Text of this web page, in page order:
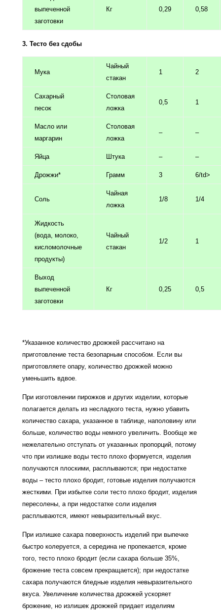
выпеченной
заготовки
Кг 0,29 0,58
3. Тесто без сдобы
Мука
Чайный
стакан
1 2
Сахарный
песок
Столовая
ложка
0,5 1
Масло или
маргарин
Столовая
ложка
– –
Яйца Штука – –
Дрожжи* Грамм 3 6/td>
Соль
Чайная
ложка
1/8 1/4
Жидкость
(вода, молоко,
кисломолочные
продукты)
Чайный
стакан
1/2 1
Выход
выпеченной
заготовки
Кг 0,25 0,5
*Указанное количество дрожжей рассчитано на
приготовление теста безопарным способом. Если вы
приготовляете опару, количество дрожжей можно
уменьшить вдвое.
При изготовлении пирожков и других изделии, которые
полагается делать из несладкого теста, нужно убавить
количество сахара, указанное в таблице, наполовину или
больше, количество воды немного увеличить. Вообще же
нежелательно отступать от указанных пропорций, потому
что при излишке воды тесто плохо формуется, изделия
получаются плоскими, расплываются; при недостатке
воды – тесто плохо бродит, готовые изделия получаются
жесткими. При избытке соли тесто плохо бродит, изделия
пересолены, а при недостатке соли изделия
расплываются, имеют невыразительный вкус.
При излишке сахара поверхность изделий при выпечке
быстро колеруется, а середина не пропекается, кроме
того, тесто плохо бродит (если сахара больше 35%,
брожение теста совсем прекращается); при недостатке
сахара получаются бледные изделия невыразительного
вкуса. Увеличение количества дрожжей ускоряет
брожение, но излишек дрожжей придает изделиям